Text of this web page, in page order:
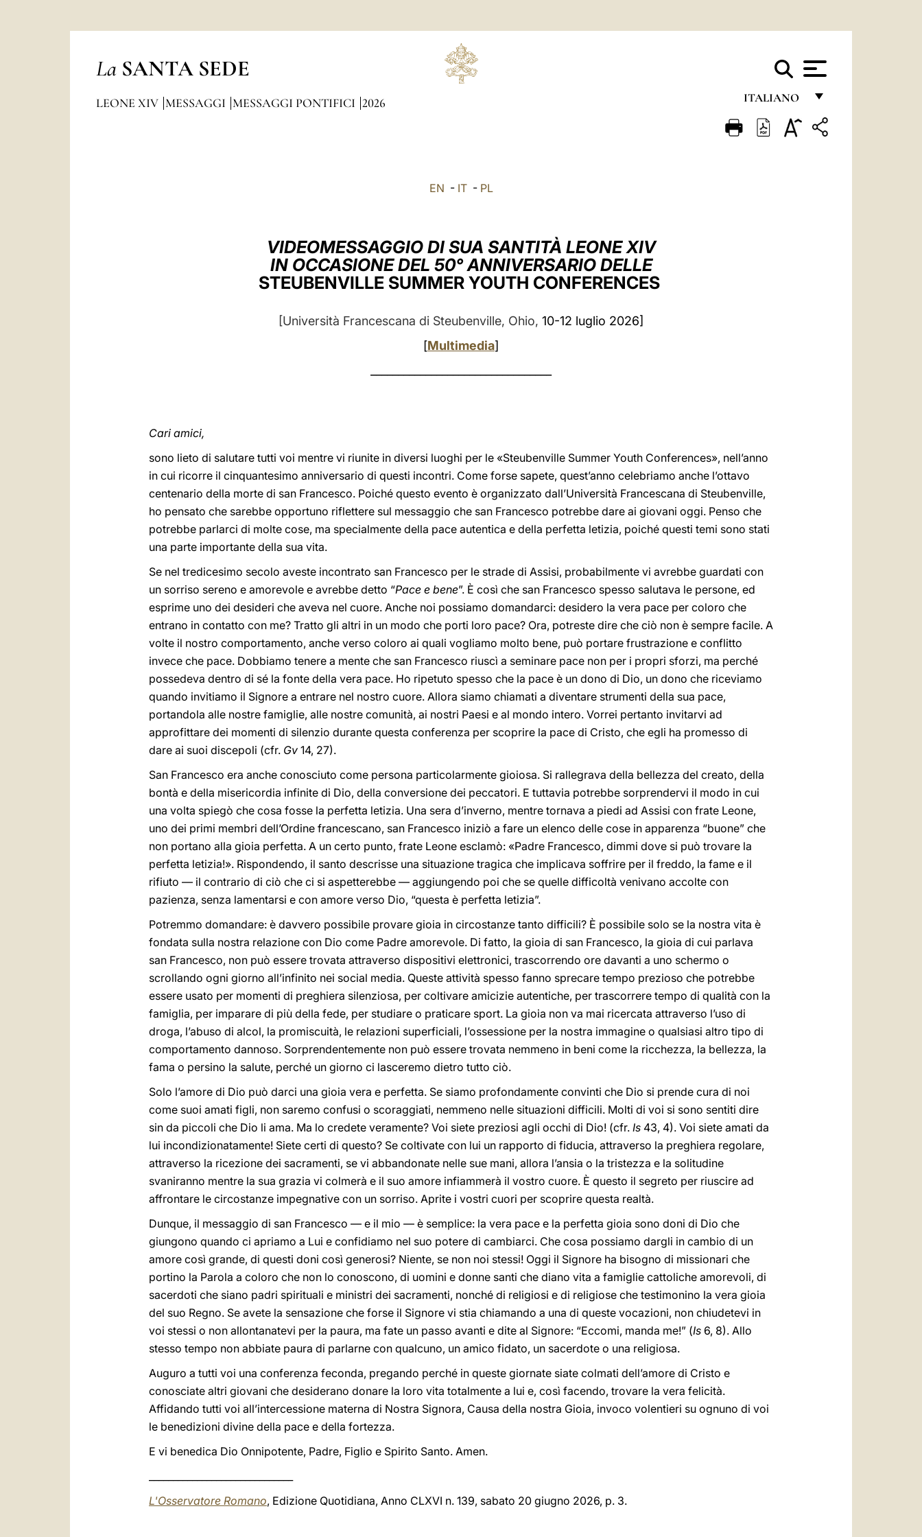
La SANTA SEDE
ITALIANO
FRANÇAIS
LEONE XIV MESSAGGI MESSAGGI PONTIFICI 2026
EN - IT- PL
VIDEOMESSAGGIO DI SUA SANTITÀ LEONE XIV
IN OCCASIONE DEL 50° ANNIVERSARIO DELLE
STEUBENVILLE SUMMER YOUTH CONFERENCES
[Università Francescana di Steubenville, Ohio, 10-12 luglio 2026]
[Multimedia]
Cari amici,
sono lieto di salutare tutti voi mentre vi riunite in diversi luoghi per le «Steubenville Summer Youth Conferences», nell’anno
in cui ricorre il cinquantesimo anniversario di questi incontri. Come forse sapete, quest’anno celebriamo anche l’ottavo
centenario della morte di san Francesco. Poiché questo evento è organizzato dall’Università Francescana di Steubenville,
ho pensato che sarebbe opportuno riflettere sul messaggio che san Francesco potrebbe dare ai giovani oggi. Penso che
potrebbe parlarci di molte cose, ma specialmente della pace autentica e della perfetta letizia, poiché questi temi sono stati
una parte importante della sua vita.
Se nel tredicesimo secolo aveste incontrato san Francesco per le strade di Assisi, probabilmente vi avrebbe guardati con
un sorriso sereno e amorevole e avrebbe detto “Pace e bene”. È così che san Francesco spesso salutava le persone, ed
esprime uno dei desideri che aveva nel cuore. Anche noi possiamo domandarci: desidero la vera pace per coloro che
entrano in contatto con me? Tratto gli altri in un modo che porti loro pace? Ora, potreste dire che ciò non è sempre facile. A
volte il nostro comportamento, anche verso coloro ai quali vogliamo molto bene, può portare frustrazione e conflitto
invece che pace. Dobbiamo tenere a mente che san Francesco riuscì a seminare pace non per i propri sforzi, ma perché
possedeva dentro di sé la fonte della vera pace. Ho ripetuto spesso che la pace è un dono di Dio, un dono che riceviamo
quando invitiamo il Signore a entrare nel nostro cuore. Allora siamo chiamati a diventare strumenti della sua pace,
portandola alle nostre famiglie, alle nostre comunità, ai nostri Paesi e al mondo intero. Vorrei pertanto invitarvi ad
approfittare dei momenti di silenzio durante questa conferenza per scoprire la pace di Cristo, che egli ha promesso di
dare ai suoi discepoli (cfr. Gv 14, 27).
San Francesco era anche conosciuto come persona particolarmente gioiosa. Si rallegrava della bellezza del creato, della
bontà e della misericordia infinite di Dio, della conversione dei peccatori. E tuttavia potrebbe sorprendervi il modo in cui
una volta spiegò che cosa fosse la perfetta letizia. Una sera d’inverno, mentre tornava a piedi ad Assisi con frate Leone,
uno dei primi membri dell’Ordine francescano, san Francesco iniziò a fare un elenco delle cose in apparenza “buone” che
non portano alla gioia perfetta. A un certo punto, frate Leone esclamò: «Padre Francesco, dimmi dove si può trovare la
perfetta letizia!». Rispondendo, il santo descrisse una situazione tragica che implicava soffrire per il freddo, la fame e il
rifiuto — il contrario di ciò che ci si aspetterebbe — aggiungendo poi che se quelle difficoltà venivano accolte con
pazienza, senza lamentarsi e con amore verso Dio, “questa è perfetta letizia”.
Potremmo domandare: è davvero possibile provare gioia in circostanze tanto difficili? È possibile solo se la nostra vita è
fondata sulla nostra relazione con Dio come Padre amorevole. Di fatto, la gioia di san Francesco, la gioia di cui parlava
san Francesco, non può essere trovata attraverso dispositivi elettronici, trascorrendo ore davanti a uno schermo o
scrollando ogni giorno all’infinito nei social media. Queste attività spesso fanno sprecare tempo prezioso che potrebbe
essere usato per momenti di preghiera silenziosa, per coltivare amicizie autentiche, per trascorrere tempo di qualità con la
famiglia, per imparare di più della fede, per studiare o praticare sport. La gioia non va mai ricercata attraverso l’uso di
droga, l’abuso di alcol, la promiscuità, le relazioni superficiali, l’ossessione per la nostra immagine o qualsiasi altro tipo di
comportamento dannoso. Sorprendentemente non può essere trovata nemmeno in beni come la ricchezza, la bellezza, la
fama o persino la salute, perché un giorno ci lasceremo dietro tutto ciò.
Solo l’amore di Dio può darci una gioia vera e perfetta. Se siamo profondamente convinti che Dio si prende cura di noi
come suoi amati figli, non saremo confusi o scoraggiati, nemmeno nelle situazioni difficili. Molti di voi si sono sentiti dire
sin da piccoli che Dio li ama. Ma lo credete veramente? Voi siete preziosi agli occhi di Dio! (cfr. Is 43, 4). Voi siete amati da
lui incondizionatamente! Siete certi di questo? Se coltivate con lui un rapporto di fiducia, attraverso la preghiera regolare,
attraverso la ricezione dei sacramenti, se vi abbandonate nelle sue mani, allora l’ansia o la tristezza e la solitudine
svaniranno mentre la sua grazia vi colmerà e il suo amore infiammerà il vostro cuore. È questo il segreto per riuscire ad
affrontare le circostanze impegnative con un sorriso. Aprite i vostri cuori per scoprire questa realtà.
Dunque, il messaggio di san Francesco — e il mio — è semplice: la vera pace e la perfetta gioia sono doni di Dio che
giungono quando ci apriamo a Lui e confidiamo nel suo potere di cambiarci. Che cosa possiamo dargli in cambio di un
amore così grande, di questi doni così generosi? Niente, se non noi stessi! Oggi il Signore ha bisogno di missionari che
portino la Parola a coloro che non lo conoscono, di uomini e donne santi che diano vita a famiglie cattoliche amorevoli, di
sacerdoti che siano padri spirituali e ministri dei sacramenti, nonché di religiosi e di religiose che testimonino la vera gioia
del suo Regno. Se avete la sensazione che forse il Signore vi stia chiamando a una di queste vocazioni, non chiudetevi in
voi stessi o non allontanatevi per la paura, ma fate un passo avanti e dite al Signore: “Eccomi, manda me!” (Is 6, 8). Allo
stesso tempo non abbiate paura di parlarne con qualcuno, un amico fidato, un sacerdote o una religiosa.
Auguro a tutti voi una conferenza feconda, pregando perché in queste giornate siate colmati dell’amore di Cristo e
conosciate altri giovani che desiderano donare la loro vita totalmente a lui e, così facendo, trovare la vera felicità.
Affidando tutti voi all’intercessione materna di Nostra Signora, Causa della nostra Gioia, invoco volentieri su ognuno di voi
le benedizioni divine della pace e della fortezza.
E vi benedica Dio Onnipotente, Padre, Figlio e Spirito Santo. Amen.
L'Osservatore Romano, Edizione Quotidiana, Anno CLXVI n. 139, sabato 20 giugno 2026, p. 3.